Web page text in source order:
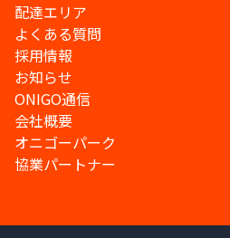
配達エリア
よくある質問
採用情報
お知らせ
ONIGO通信
会社概要
オニゴーパーク
協業パートナー